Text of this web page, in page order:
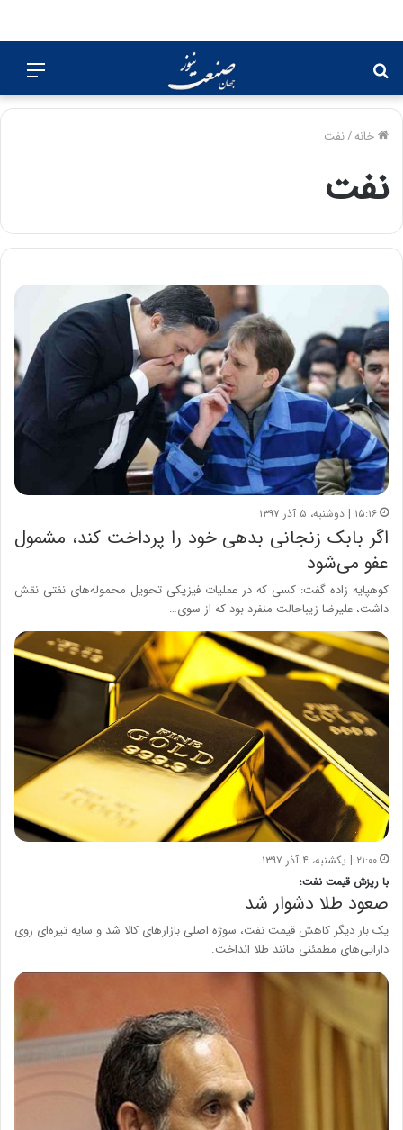
برای
خانه/نفت
نفت
۱۵:۱۶ | دوشنبه، ۵ آذر ۱۳۹۷
اگر بابک زنجانی بدهی خود را پرداخت کند، مشمول
عفو می‌شود
کوهپایه زاده گفت: کسی که در عملیات فیزیکی تحویل محموله‌های نفتی نقش
داشت، علیرضا زیباحالت منفرد بود که از سوی…
۲۱:۰۰ | یکشنبه، ۴ آذر ۱۳۹۷
با ریزش قیمت نفت؛
صعود طلا دشوار شد
یک بار دیگر کاهش قیمت نفت، سوژه اصلی بازارهای کالا شد و سایه تیره‌ای روی
دارایی‌های مطمئنی مانند طلا انداخت.